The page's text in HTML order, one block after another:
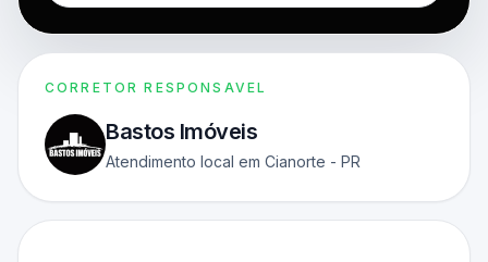
CORRETOR RESPONSAVEL
Bastos Imóveis
Atendimento local em Cianorte - PR